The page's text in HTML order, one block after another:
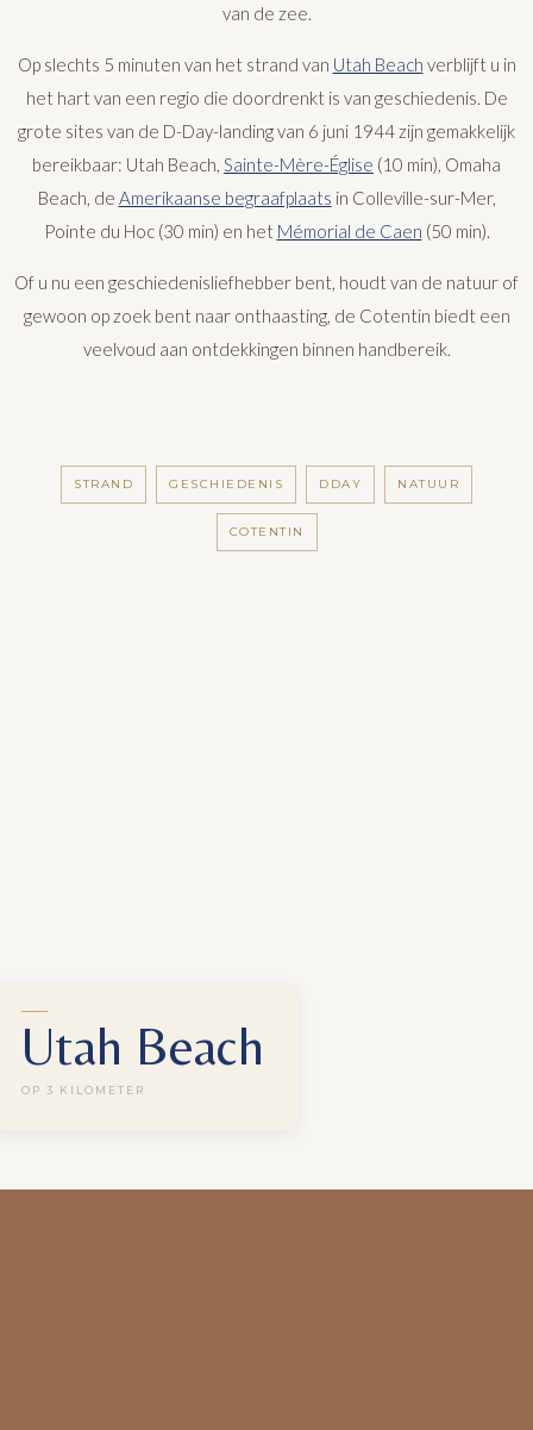
van de zee.
Op slechts 5 minuten van het strand van Utah Beach verblijft u in
het hart van een regio die doordrenkt is van geschiedenis. De
grote sites van de D-Day-landing van 6 juni 1944 zijn gemakkelijk
bereikbaar: Utah Beach, Sainte-Mère-Église (10 min), Omaha
Beach, de Amerikaanse begraafplaats in Colleville-sur-Mer,
Pointe du Hoc (30 min) en het Mémorial de Caen (50 min).
Of u nu een geschiedenisliefhebber bent, houdt van de natuur of
gewoon op zoek bent naar onthaasting, de Cotentin biedt een
veelvoud aan ontdekkingen binnen handbereik.
STRAND GESCHIEDENIS DDAY NATUUR
COTENTIN
Utah Beach
OP 3 KILOMETER